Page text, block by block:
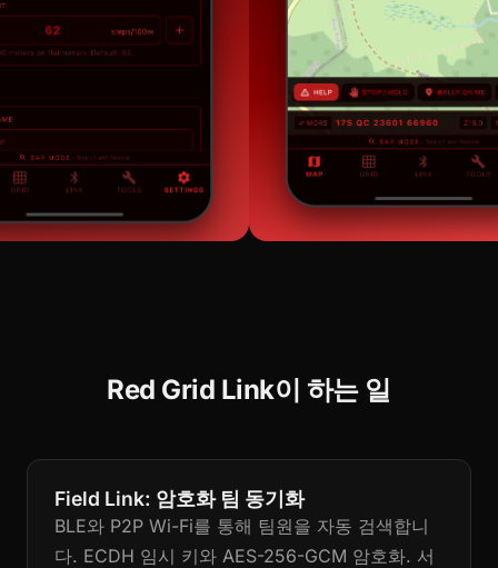
Red Grid Link이 하는 일
Field Link: 암호화 팀 동기화
BLE와 P2P Wi-Fi를 통해 팀원을 자동 검색합니
다. ECDH 임시 키와 AES-256-GCM 암호화. 서